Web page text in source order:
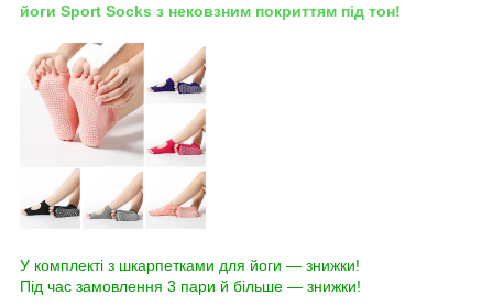
йоги Sport Socks з нековзним покриттям під тон!
У комплекті з шкарпетками для йоги — знижки!
Під час замовлення 3 пари й більше — знижки!